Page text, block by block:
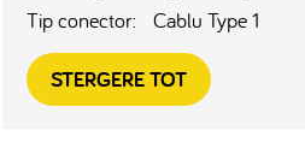
Tip conector: Cablu Type 1
STERGERE TOT